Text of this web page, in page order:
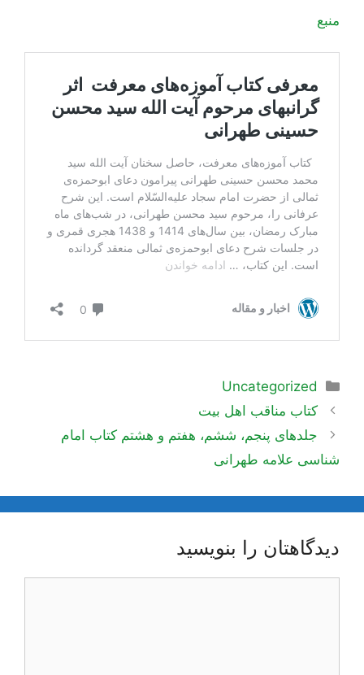
دسته‌ها
Uncategorized
ناوبری
نوشته‌ها
کتاب مناقب اهل بیت
جلدهای پنجم، ششم، هفتم و هشتم کتاب امام
شناسی علامه طهرانی
دیدگاهتان را بنویسید